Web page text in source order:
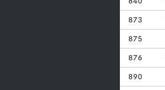
873
875
876
890